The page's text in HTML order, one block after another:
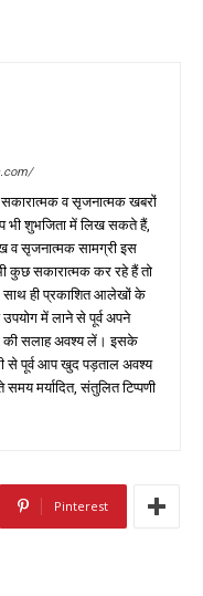
व सृजनात्मक खबरों
भी शुभजिता में लिख सकते हैं,
व सृजनात्मक सामग्री इस
कुछ सकारात्मक कर रहे हैं तो
ही प्रकाशित आलेखों के
में लाने से पूर्व अपने
की सलाह अवश्य लें। इसके
से पूर्व आप खुद पड़ताल अवश्य
मर्यादित, संतुलित टिप्पणी
Pinterest